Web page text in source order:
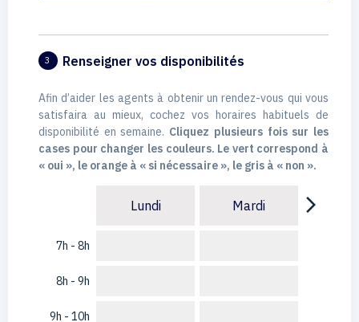
3 Renseigner vos disponibilités
Afin d’aider les agents à obtenir un rendez-vous qui vous
satisfaira au mieux, cochez vos horaires habituels de
disponibilité en semaine. Cliquez plusieurs fois sur les
cases pour changer les couleurs. Le vert correspond à
« oui », le orange à « si nécessaire », le gris à « non ».
7h - 8h
8h - 9h
9h - 10h
Lundi Mardi arrow_forward_ios